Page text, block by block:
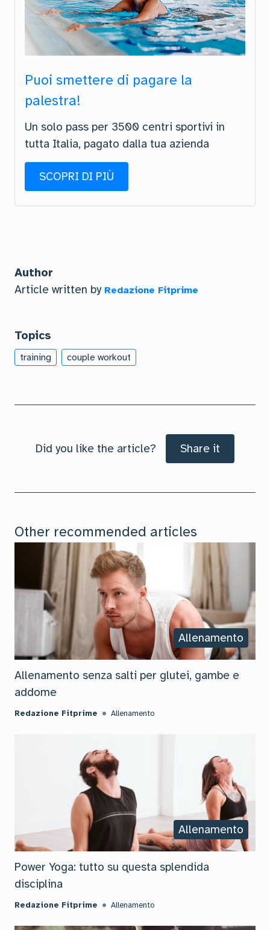
Puoi smettere di pagare la
palestra!
Un solo pass per 3500 centri sportivi in
tutta Italia, pagato dalla tua azienda
SCOPRI DI PIÙ
Author
Article written by Redazione Fitprime
Topics
training couple workout
Did you like the article? Share it
Other recommended articles
Allenamento
Allenamento senza salti per glutei, gambe e
addome
Redazione Fitprime Allenamento
Allenamento
Power Yoga: tutto su questa splendida
disciplina
Redazione Fitprime Allenamento